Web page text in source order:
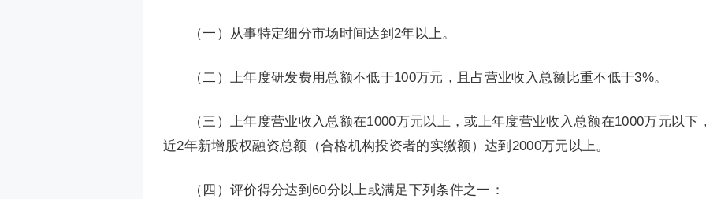
（一）从事特定细分市场时间达到2年以上。
（二）上年度研发费用总额不低于100万元，且占营业收入总额比重不低于3%。
（三）上年度营业收入总额在1000万元以上，或上年度营业收入总额在1000万元以下
近2年新增股权融资总额（合格机构投资者的实缴额）达到2000万元以上。
（四）评价得分达到60分以上或满足下列条件之一：